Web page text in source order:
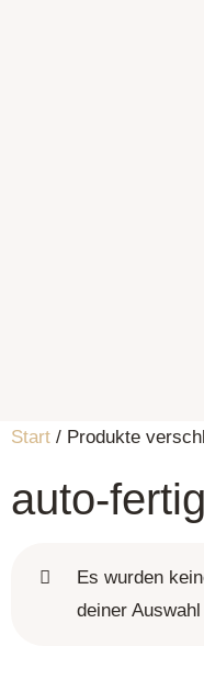
Start / Produkte
auto-
Es wurden
deiner